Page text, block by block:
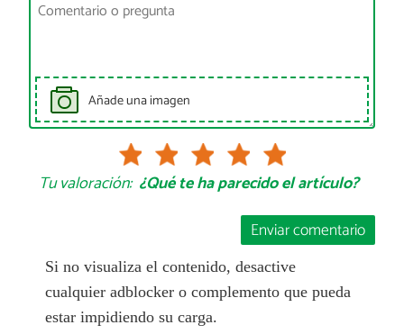
Añade una imagen
Tu valoración: ¿Qué te ha parecido el artículo?
Enviar comentario
Si no visualiza el contenido, desactive
cualquier adblocker o complemento que pueda
estar impidiendo su carga.